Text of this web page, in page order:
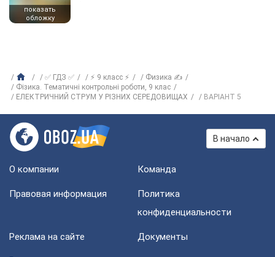
показать
обложку
✅ ГДЗ ✅ ⚡ 9 класс ⚡
Физика ✍
Фізика. Тематичні контрольні роботи, 9 клас
ЕЛЕКТРИЧНИЙ СТРУМ У РIЗНИХ СЕРЕДОВИЩАХ
ВАРIАНТ 5
В начало
О компании Команда
Правовая информация
Политика
конфиденциальности
Реклама на сайте Документы